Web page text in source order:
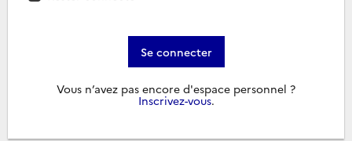
Se connecter
Vous n’avez pas encore d'espace personnel ?
Inscrivez-vous.